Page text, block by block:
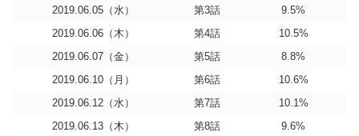
2019.06.05（水）
第3話
9.5%
2019.06.06（木）
第4話
10.5%
2019.06.07（金）
第5話
8.8%
2019.06.10（月）
第6話
10.6%
2019.06.12（水）
第7話
10.1%
2019.06.13（木）
第8話
9.6%